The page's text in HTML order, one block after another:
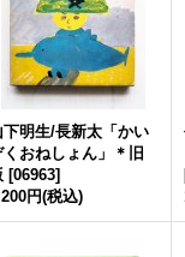
下明生/長新太「かい
くおねしょん」＊旧
[06963]
円(税込)